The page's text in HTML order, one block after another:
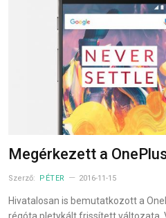
Megérkezett a
Szerző: PÉTER 2016-11-15
Hivatalosan is bemutatkozott a
régóta pletykált frissített változata.